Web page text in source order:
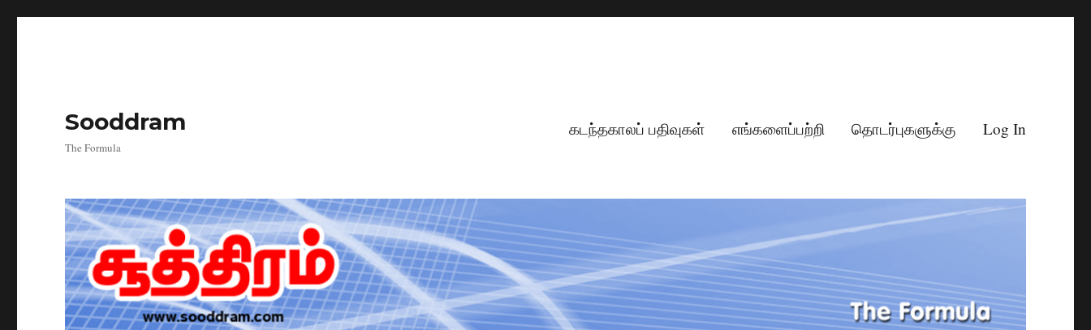
Sooddram
The Formula
கடந்தகாலப் பதிவுகள் எங்களைப்பற்றி தொடர்புகளுக்கு Log In